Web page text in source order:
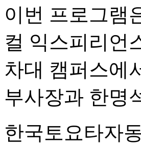
이번 프로그램
컬 익스피리언
차대 캠퍼스에
부사장과 한명
한국토요타자